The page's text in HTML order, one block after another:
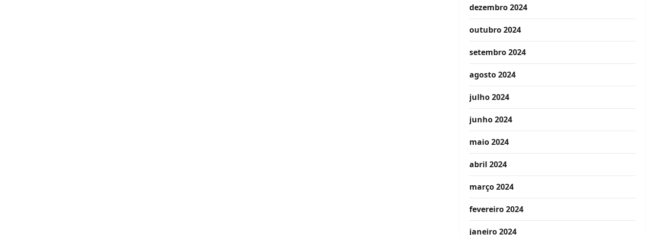
dezembro 2024
outubro 2024
setembro 2024
agosto 2024
julho 2024
junho 2024
maio 2024
abril 2024
março 2024
fevereiro 2024
janeiro 2024